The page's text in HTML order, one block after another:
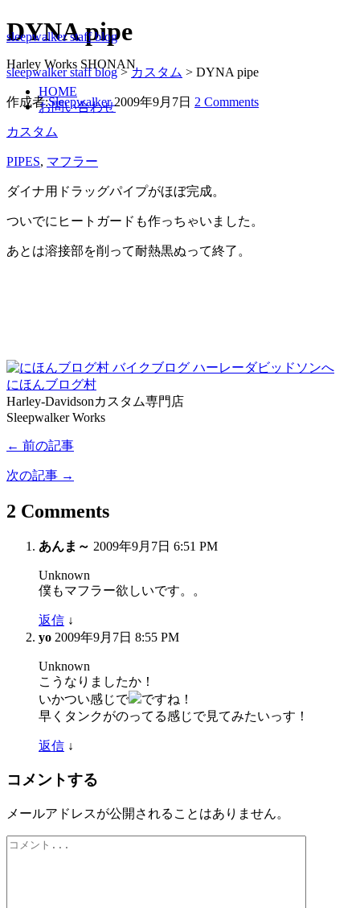
sleepwalker staff blog
Harley Works SHONAN
HOME
お問い合わせ
DYNA pipe
sleepwalker staff blog> カスタム > DYNA pipe
作成者:Sleepwalker 2009年9月7日 2 Comments
カスタム
PIPES, マフラー
ダイナ用ドラッグパイプがほぼ完成。
ついでにヒートガードも作っちゃいました。
あとは溶接部を削って耐熱黒ぬって終了。
にほんブログ村
Harley-Davidsonカスタム専門店
Sleepwalker Works
← 前の記事
次の記事 →
2 Comments
あんま～ 2009年9月7日 6:51 PM
Unknown
僕もマフラー欲しいです。。
返信 ↓
yo 2009年9月7日 8:55 PM
Unknown
こうなりましたか！
いかつい感じで
ですね！
早くタンクがのってる感じで見てみたいっす！
返信 ↓
コメントする
メールアドレスが公開されることはありません。